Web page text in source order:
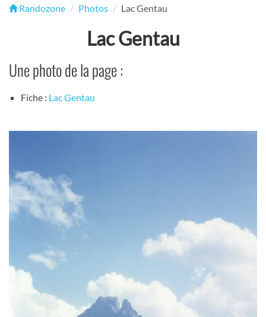
Randozone Photos Lac Gentau
Lac Gentau
Une photo de la page :
Fiche : Lac Gentau